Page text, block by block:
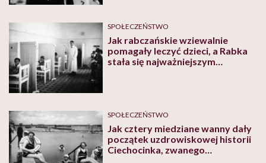
SPOŁECZEŃSTWO
Jak rabczańskie wziewalnie
pomagały leczyć dzieci, a Rabka
stała się najważniejszym
SPOŁECZEŃSTWO
Jak cztery miedziane wanny dały
początek uzdrowiskowej historii
Ciechocinka, zwanego